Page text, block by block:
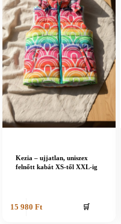
Kezia – ujjatlan, uniszex
felnőtt kabát XS-től XXL-ig
15 980 Ft 🛒